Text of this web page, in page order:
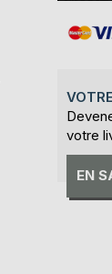
votre
EN